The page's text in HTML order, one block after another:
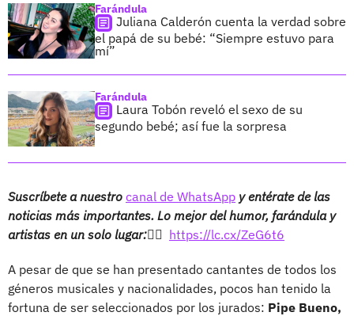
Farándula
Juliana Calderón cuenta la verdad sobre
el papá de su bebé: “Siempre estuvo para
mí”
Farándula
Laura Tobón reveló el sexo de su
segundo bebé; así fue la sorpresa
Suscríbete a nuestro canal de WhatsApp y entérate de las
noticias más importantes. Lo mejor del humor, farándula y
artistas en un solo lugar:👉🏻 https://lc.cx/ZeG6t6
A pesar de que se han presentado cantantes de todos los
géneros musicales y nacionalidades, pocos han tenido la
fortuna de ser seleccionados por los jurados: Pipe Bueno,